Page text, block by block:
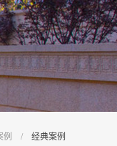
例 / 经典案例